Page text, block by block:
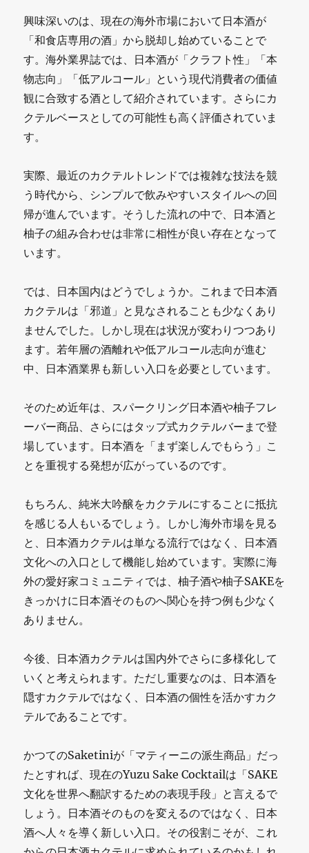
興味深いのは、現在の海外市場において日本酒が
「和食店専用の酒」から脱却し始めていることで
す。海外業界誌では、日本酒が「クラフト性」「本
物志向」「低アルコール」という現代消費者の価値
観に合致する酒として紹介されています。さらにカ
クテルベースとしての可能性も高く評価されていま
す。
実際、最近のカクテルトレンドでは複雑な技法を競
う時代から、シンプルで飲みやすいスタイルへの回
帰が進んでいます。そうした流れの中で、日本酒と
柚子の組み合わせは非常に相性が良い存在となって
います。
では、日本国内はどうでしょうか。これまで日本酒
カクテルは「邪道」と見なされることも少なくあり
ませんでした。しかし現在は状況が変わりつつあり
ます。若年層の酒離れや低アルコール志向が進む
中、日本酒業界も新しい入口を必要としています。
そのため近年は、スパークリング日本酒や柚子フレ
ーバー商品、さらにはタップ式カクテルバーまで登
場しています。日本酒を「まず楽しんでもらう」こ
とを重視する発想が広がっているのです。
もちろん、純米大吟醸をカクテルにすることに抵抗
を感じる人もいるでしょう。しかし海外市場を見る
と、日本酒カクテルは単なる流行ではなく、日本酒
文化への入口として機能し始めています。実際に海
外の愛好家コミュニティでは、柚子酒や柚子SAKEを
きっかけに日本酒そのものへ関心を持つ例も少なく
ありません。
今後、日本酒カクテルは国内外でさらに多様化して
いくと考えられます。ただし重要なのは、日本酒を
隠すカクテルではなく、日本酒の個性を活かすカク
テルであることです。
かつてのSaketiniが「マティーニの派生商品」だっ
たとすれば、現在のYuzu Sake Cocktailは「SAKE
文化を世界へ翻訳するための表現手段」と言えるで
しょう。日本酒そのものを変えるのではなく、日本
酒へ人々を導く新しい入口。その役割こそが、これ